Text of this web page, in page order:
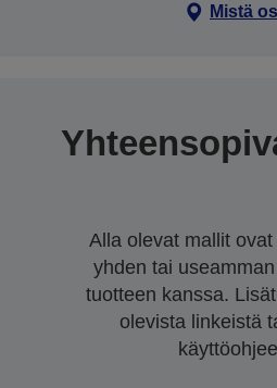
Mistä
Alla olevat mallit
yhden tai
tuotteen kanssa.
olevista linkeistä